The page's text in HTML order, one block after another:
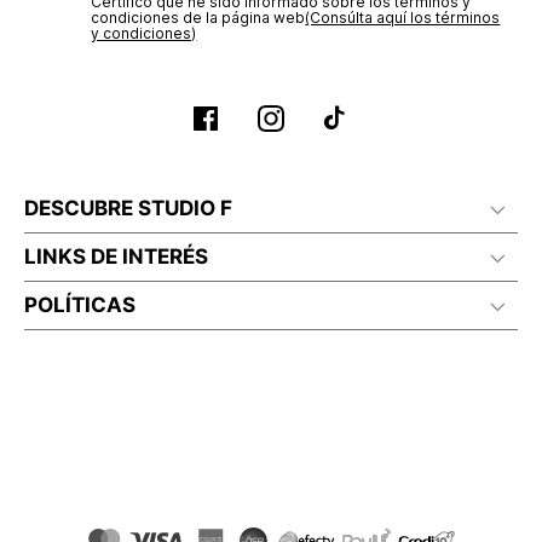
condiciones de la página web‎(Consúlta aquí los términos
y condiciones)
DESCUBRE STUDIO F
LINKS DE INTERÉS
POLÍTICAS